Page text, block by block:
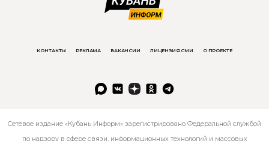
КОНТАКТЫ РЕКЛАМА ВАКАНСИИ ЛИЦЕНЗИЯ СМИ О ПРОЕКТЕ
Сетевое издание «Кубань Информ» зарегистрировано Федеральной службой
по надзору в сфере связи, информационных технологий и массовых